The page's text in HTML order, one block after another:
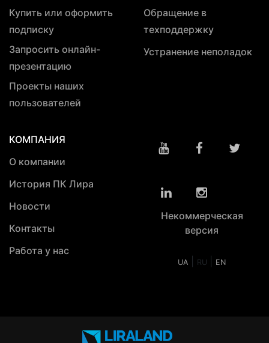
Купить или оформить
подписку
Запросить онлайн-
презентацию
Проекты наших
пользователей
Обращение в
техподдержку
Устранение неполадок
КОМПАНИЯ
О компании
История ПК Лира
Новости
Контакты
Работа у нас
Некоммерческая
версия
UA RU EN